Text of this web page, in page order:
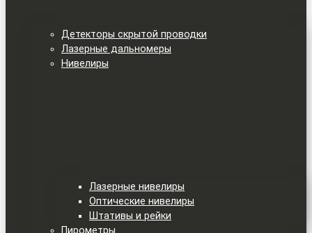
Детекторы скрытой проводки
Лазерные дальномеры
Нивелиры
Лазерные нивелиры
Оптические нивелиры
Штативы и рейки
Пирометры